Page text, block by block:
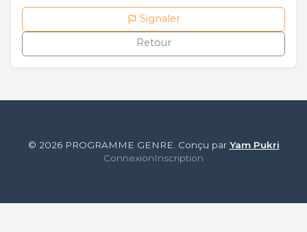
Signaler
Retour
© 2026 PROGRAMME GENRE. Conçu par Yam Pukri
ConnexionInscription